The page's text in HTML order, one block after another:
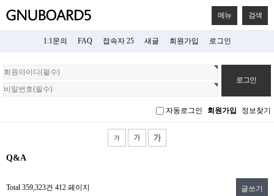
메뉴 검색
1:1문의 FAQ 접속자 25 새글 회원가입 로그인
회
원
로
자동로그인 회원가입 정보찾기
Q&A
Total 359,323건 412 페이지 글쓰기